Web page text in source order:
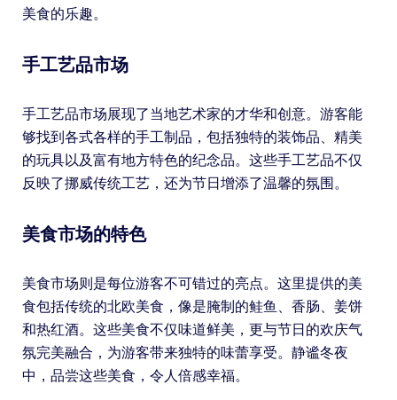
美食的乐趣。
手工艺品市场
手工艺品市场展现了当地艺术家的才华和创意。游客能
够找到各式各样的手工制品，包括独特的装饰品、精美
的玩具以及富有地方特色的纪念品。这些手工艺品不仅
反映了挪威传统工艺，还为节日增添了温馨的氛围。
美食市场的特色
美食市场则是每位游客不可错过的亮点。这里提供的美
食包括传统的北欧美食，像是腌制的鲑鱼、香肠、姜饼
和热红酒。这些美食不仅味道鲜美，更与节日的欢庆气
氛完美融合，为游客带来独特的味蕾享受。静谧冬夜
中，品尝这些美食，令人倍感幸福。